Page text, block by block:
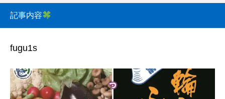
記事内容
fugu1s